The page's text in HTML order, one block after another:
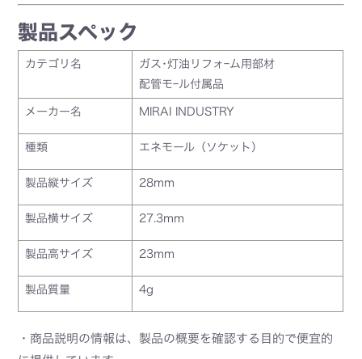
製品スペック
カテゴリ名
ガス･灯油リフォｰム用部材
配管モｰル付属品
メーカー名 MIRAI INDUSTRY
種類 エネモール（ソケット）
製品縦サイズ 28mm
製品横サイズ 27.3mm
製品高サイズ 23mm
製品質量 4g
・商品説明の情報は、製品の概要を確認する目的で便宜的